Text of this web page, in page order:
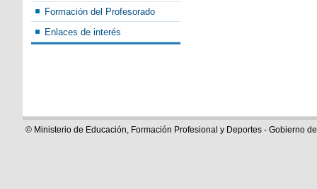
Formación del Profesorado
Enlaces de interés
© Ministerio de Educación, Formación Profesional y Deportes - Gobierno